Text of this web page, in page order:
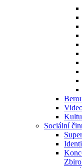
Sociální